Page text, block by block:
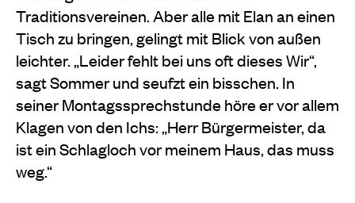
Traditionsvereinen. Aber alle mit Elan an einen
Tisch zu bringen, gelingt mit Blick von außen
leichter. „Leider fehlt bei uns oft dieses Wir“,
sagt Sommer und seufzt ein bisschen. In
seiner Montagssprechstunde höre er vor allem
Klagen von den Ichs: „Herr Bürgermeister, da
ist ein Schlagloch vor meinem Haus, das muss
weg.“